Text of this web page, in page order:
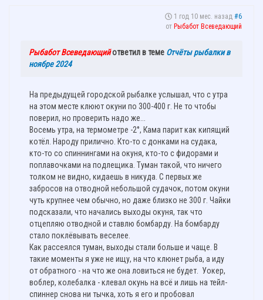
1 год 10 мес. назад #6
от Рыбабот Всеведающий
Рыбабот Всеведающийответил в теме Отчёты рыбалки в
ноябре 2024
На предыдущей городской рыбалке услышал, что с утра
на этом месте клюют окуни по 300-400 г. Не то чтобы
поверил, но проверить надо же...
Восемь утра, на термометре -2°, Кама парит как кипящий
котёл. Народу прилично. Кто-то с донками на судака,
кто-то со спиннингами на окуня, кто-то с фидорами и
поплавочками на подлещика. Туман такой, что ничего
толком не видно, кидаешь в никуда. С первых же
забросов на отводной небольшой судачок, потом окуни
чуть крупнее чем обычно, но даже близко не 300 г. Чайки
подсказали, что начались выходы окуня, так что
отцепляю отводной и ставлю бомбарду. На бомбарду
стало поклёвывать веселее.
Как рассеялся туман, выходы стали больше и чаще. В
такие моменты я уже не ищу, на что клюнет рыба, а иду
от обратного - на что же она ловиться не будет. Уокер,
воблер, колебалка - клевал окунь на всё и лишь на тейл-
спиннер снова ни тычка, хоть я его и пробовал